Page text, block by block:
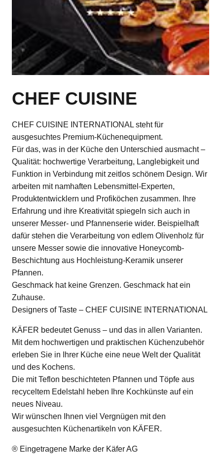
CHEF CUISINE
CHEF CUISINE INTERNATIONAL steht für
ausgesuchtes Premium-Küchenequipment.
Für das, was in der Küche den Unterschied ausmacht –
Qualität: hochwertige Verarbeitung, Langlebigkeit und
Funktion in Verbindung mit zeitlos schönem Design. Wir
arbeiten mit namhaften Lebensmittel-Experten,
Produktentwicklern und Profiköchen zusammen. Ihre
Erfahrung und ihre Kreativität spiegeln sich auch in
unserer Messer- und Pfannenserie wider. Beispielhaft
dafür stehen die Verarbeitung von edlem Olivenholz für
unsere Messer sowie die innovative Honeycomb-
Beschichtung aus Hochleistung-Keramik unserer
Pfannen.
Geschmack hat keine Grenzen. Geschmack hat ein
Zuhause.
Designers of Taste – CHEF CUISINE INTERNATIONAL
KÄFER bedeutet Genuss – und das in allen Varianten.
Mit dem hochwertigen und praktischen Küchenzubehör
erleben Sie in Ihrer Küche eine neue Welt der Qualität
und des Kochens.
Die mit Teflon beschichteten Pfannen und Töpfe aus
recyceltem Edelstahl heben Ihre Kochkünste auf ein
neues Niveau.
Wir wünschen Ihnen viel Vergnügen mit den
ausgesuchten Küchenartikeln von KÄFER.
® Eingetragene Marke der Käfer AG